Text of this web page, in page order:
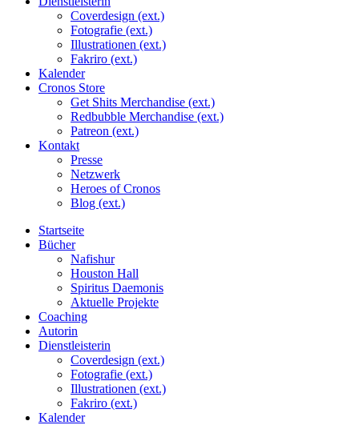
Coverdesign (ext.)
Fotografie (ext.)
Illustrationen (ext.)
Fakriro (ext.)
Kalender
Cronos Store
Get Shits Merchandise (ext.)
Redbubble Merchandise (ext.)
Patreon (ext.)
Kontakt
Presse
Netzwerk
Heroes of Cronos
Blog (ext.)
Startseite
Bücher
Nafishur
Houston Hall
Spiritus Daemonis
Aktuelle Projekte
Coaching
Autorin
Dienstleisterin
Coverdesign (ext.)
Fotografie (ext.)
Illustrationen (ext.)
Fakriro (ext.)
Kalender